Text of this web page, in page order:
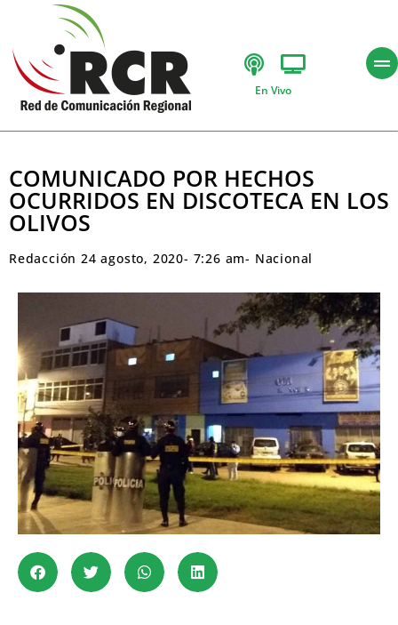
En Vivo
COMUNICADO POR HECHOS
OCURRIDOS EN DISCOTECA EN LOS
OLIVOS
Redacción 24 agosto, 2020- 7:26 am- Nacional